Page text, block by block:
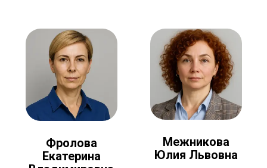
Фролова
Екатерина
Межникова
Юлия Львовна